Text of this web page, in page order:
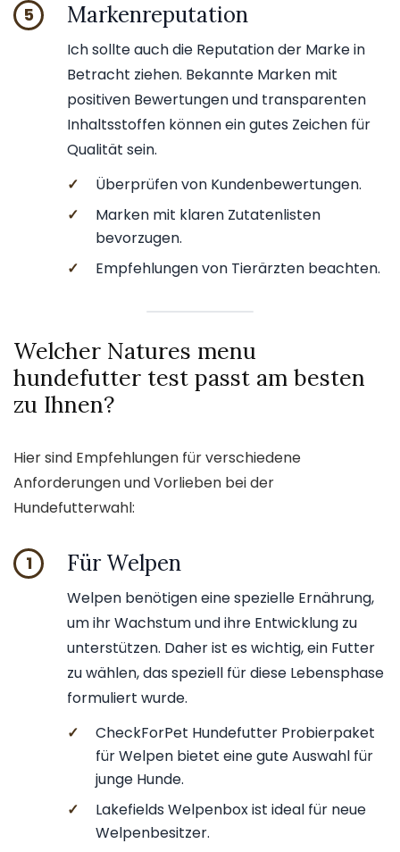
5 Markenreputation
Ich sollte auch die Reputation der Marke in
Betracht ziehen. Bekannte Marken mit
positiven Bewertungen und transparenten
Inhaltsstoffen können ein gutes Zeichen für
Qualität sein.
✓
Überprüfen von Kundenbewertungen.
✓
Marken mit klaren Zutatenlisten
bevorzugen.
✓
Empfehlungen von Tierärzten beachten.
Welcher Natures menu
hundefutter test passt am besten
zu Ihnen?
Hier sind Empfehlungen für verschiedene
Anforderungen und Vorlieben bei der
Hundefutterwahl:
1 Für Welpen
Welpen benötigen eine spezielle Ernährung,
um ihr Wachstum und ihre Entwicklung zu
unterstützen. Daher ist es wichtig, ein Futter
zu wählen, das speziell für diese Lebensphase
formuliert wurde.
✓
CheckForPet Hundefutter Probierpaket
für Welpen bietet eine gute Auswahl für
junge Hunde.
✓
Lakefields Welpenbox ist ideal für neue
Welpenbesitzer.